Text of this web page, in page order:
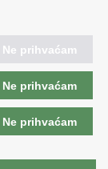
Ne prihvaćam
Ne prihvaćam
Ne prihvaćam